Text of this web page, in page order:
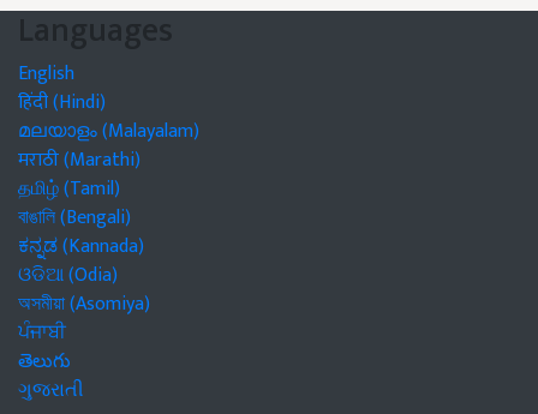
Languages
English
हिंदी (Hindi)
മലയാളം (Malayalam)
मराठी (Marathi)
தமிழ் (Tamil)
বাঙালি (Bengali)
ಕನ್ನಡ (Kannada)
ଓଡିଆ (Odia)
অসমীয়া (Asomiya)
ਪੰਜਾਬੀ
తెలుగు
ગુજરાતી